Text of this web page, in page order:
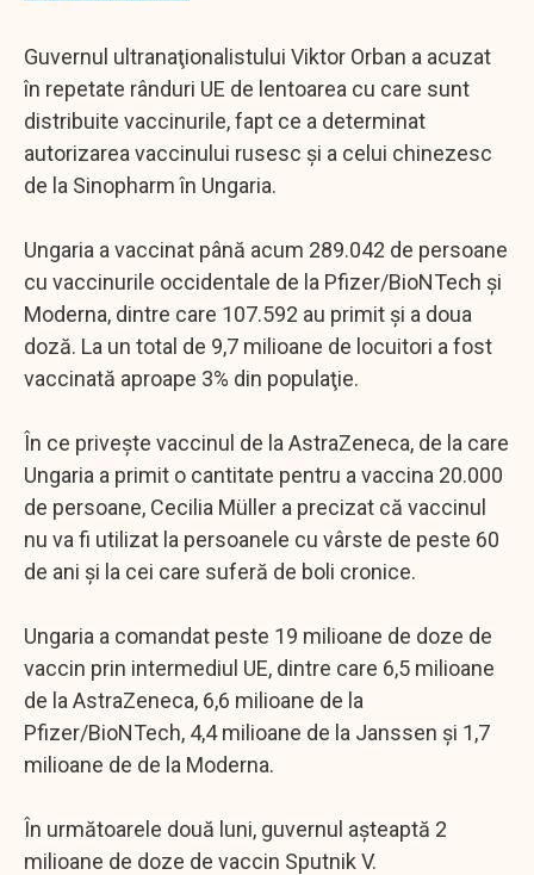
Guvernul ultranaţionalistului Viktor Orban a acuzat
în repetate rânduri UE de lentoarea cu care sunt
distribuite vaccinurile, fapt ce a determinat
autorizarea vaccinului rusesc şi a celui chinezesc
de la Sinopharm în Ungaria.
Ungaria a vaccinat până acum 289.042 de persoane
cu vaccinurile occidentale de la Pfizer/BioNTech şi
Moderna, dintre care 107.592 au primit şi a doua
doză. La un total de 9,7 milioane de locuitori a fost
vaccinată aproape 3% din populaţie.
În ce priveşte vaccinul de la AstraZeneca, de la care
Ungaria a primit o cantitate pentru a vaccina 20.000
de persoane, Cecilia Müller a precizat că vaccinul
nu va fi utilizat la persoanele cu vârste de peste 60
de ani şi la cei care suferă de boli cronice.
Ungaria a comandat peste 19 milioane de doze de
vaccin prin intermediul UE, dintre care 6,5 milioane
de la AstraZeneca, 6,6 milioane de la
Pfizer/BioNTech, 4,4 milioane de la Janssen şi 1,7
milioane de de la Moderna.
În următoarele două luni, guvernul aşteaptă 2
milioane de doze de vaccin Sputnik V.